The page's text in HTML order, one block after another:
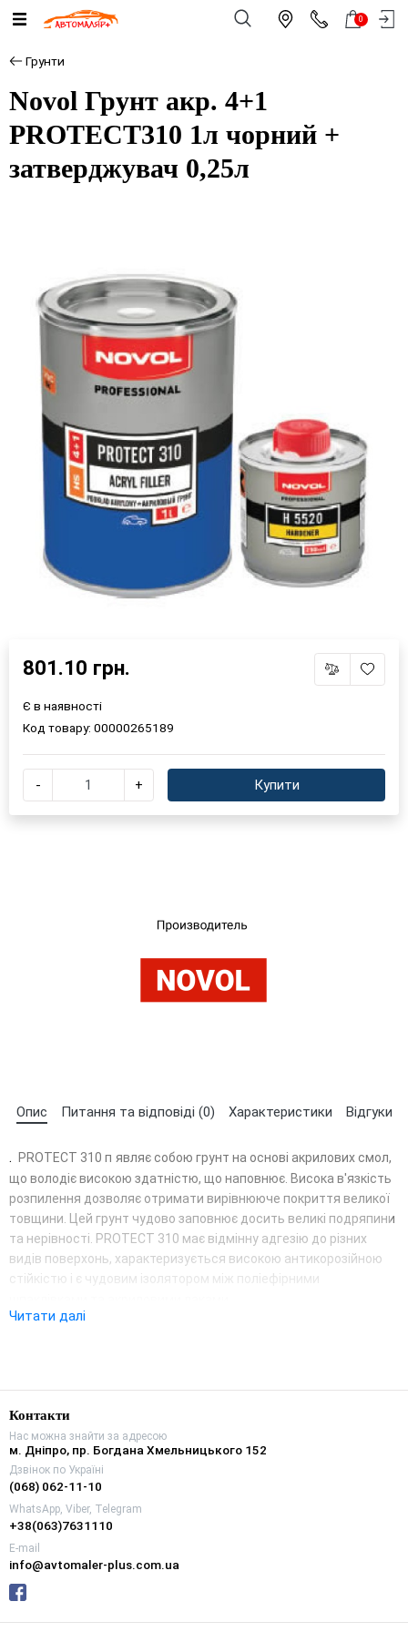
0
Грунти
Novol Грунт акр. 4+1
PROTECT310 1л чорний +
затверджувач 0,25л
Оберіть мову магазину ×
Опис Питання та відповіді (0) Характеристики Відгуки
. PROTECT 310 п являє собою грунт на основі акрилових смол,
що володіє високою здатністю, що наповнює. Висока в'язкість
розпилення дозволяє отримати вирівнююче покриття великої
товщини. Цей грунт чудово заповнює досить великі подряпини
та нерівності. PROTECT 310 має відмінну адгезію до різних
видів поверхонь, характеризується високою антикорозійною
стійкістю і є чудовим ізолятором між поліефірними
Читати далі
801.10 грн.
Є в наявності
Код товару: 00000265189
- + Купити
Контакти
Нас можна знайти за адресою
м. Дніпро, пр. Богдана Хмельницького 152
Дзвінок по Україні
(068) 062-11-10
WhatsApp, Viber, Telegram
+38(063)7631110
E-mail
info@avtomaler-plus.com.ua